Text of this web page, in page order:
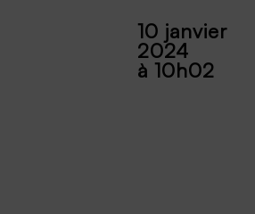
10 janvier
2024
à 10h02